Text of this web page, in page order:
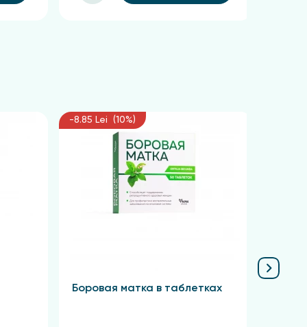
-8.85 Lei (10%)
Боровая матка в таблетках